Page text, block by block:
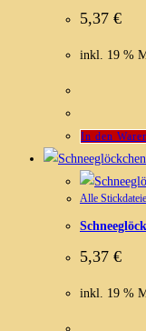
5,37 €
inkl. 19 %
In den
Alle
5,37 €
inkl. 19 %